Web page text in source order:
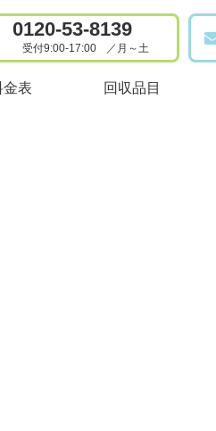
0120-53-8139
受付9:00-17:00 ／ 月～土
事業者向けサービス
金表 回収品目